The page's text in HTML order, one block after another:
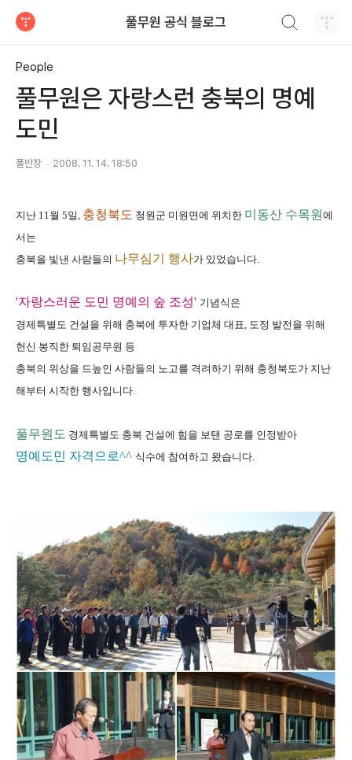
풀무원 공식 블로그
People
풀무원은 자랑스런 충북의 명예
도민
풀반장 2008. 11. 14. 18:50
지난 11월 5일, 충청북도 청원군 미원면에 위치한 미동산 수목원 에
서는
충북을 빛낸 사람들의 나무심기 행사가 있었습니다.
'자랑스러운 도민 명예의 숲 조성' 기념식은
경제특별도 건설을 위해 충북에 투자한 기업체 대표, 도정 발전을 위해
헌신 봉직한 퇴임공무원 등
충북의 위상을 드높인 사람들의 노고를 격려하기 위해 충청북도가 지난
해부터 시작한 행사입니다.
풀무원 도 경제특별도 충북 건설에 힘을 보탠 공로를 인정받아
명예도민 자격으로^^ 식수에 참여하고 왔습니다.